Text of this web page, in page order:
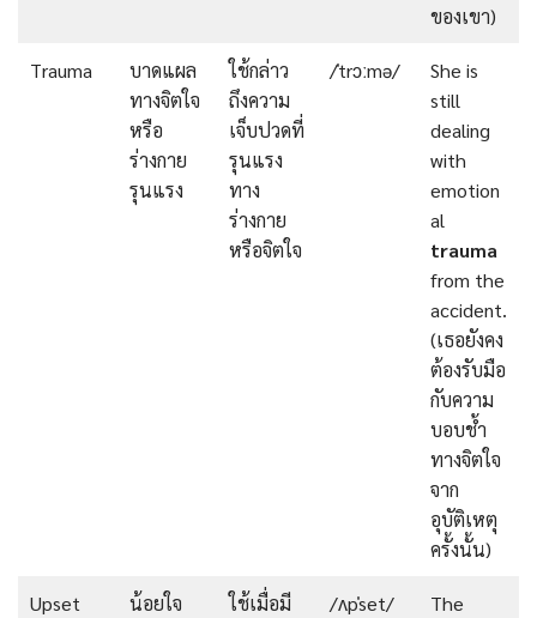
ของเขา)
Trauma
บาดแผล
ทางจิตใจ
หรือ
ร่างกาย
รุนแรง
ใช้กล่าว
ถึงความ
เจ็บปวดที่
รุนแรง
ทาง
ร่างกาย
หรือจิตใจ
/ˈtrɔːmə/
She is
still
dealing
with
emotion
al
trauma
from the
accident.
(เธอยังคง
ต้องรับมือ
กับความ
บอบช้ำ
ทางจิตใจ
จาก
อุบัติเหตุ
ครั้งนั้น)
Upset
น้อยใจ
ใช้เมื่อมี
/ʌpˈset/
The